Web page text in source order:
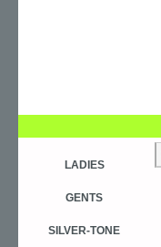
LADIES
GENTS
SILVER-TONE